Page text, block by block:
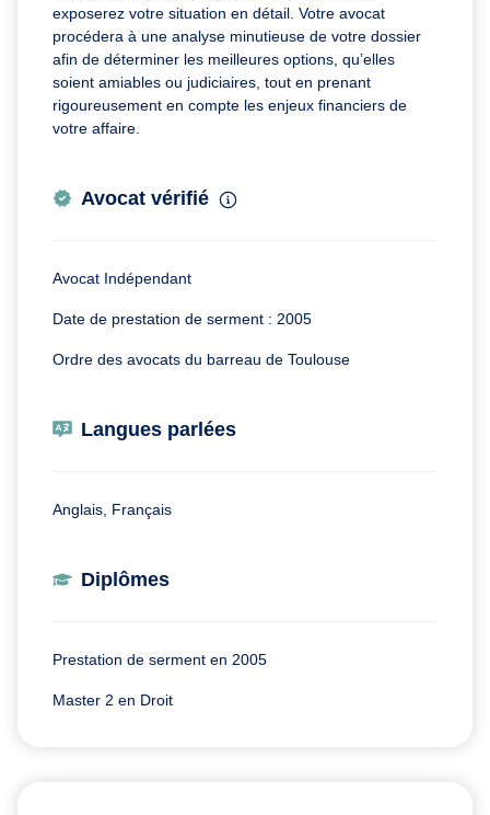
exposerez votre situation en détail. Votre avocat
procédera à une analyse minutieuse de votre dossier
afin de déterminer les meilleures options, qu’elles
soient amiables ou judiciaires, tout en prenant
rigoureusement en compte les enjeux financiers de
votre affaire.
Avocat vérifié
Avocat Indépendant
Date de prestation de serment : 2005
Ordre des avocats du barreau de Toulouse
Langues parlées
Anglais, Français
Diplômes
Prestation de serment en 2005
Master 2 en Droit